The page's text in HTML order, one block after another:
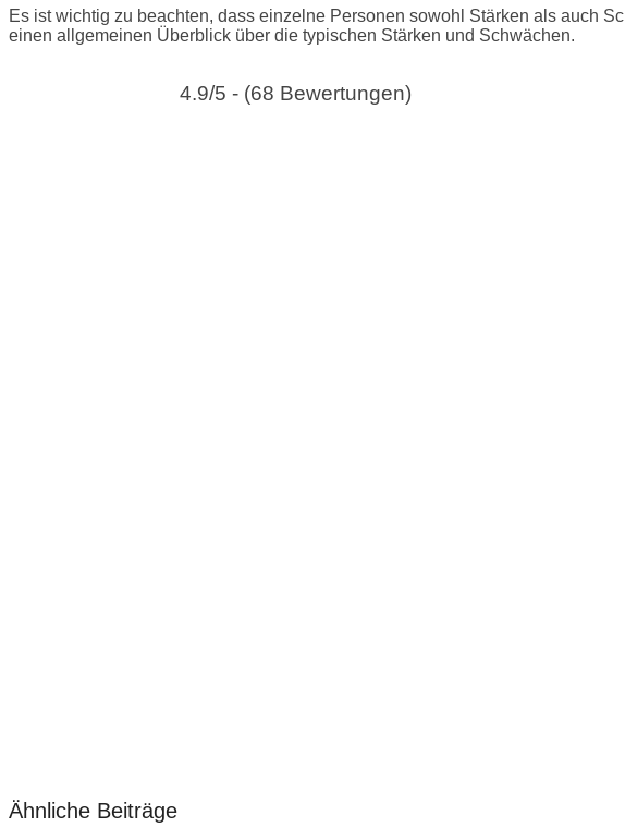
Es ist wichtig zu beachten, dass einzelne Personen sowohl Stärken als auch
einen allgemeinen Überblick über die typischen Stärken und Schwächen.
4.9/5 - (68 Bewertungen)
Ähnliche Beiträge